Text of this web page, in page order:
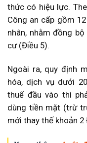
thức có hiệu lực.
Công an cấp gồm
nhân, nhằm đồng
cư (Điều 5).
Ngoài ra, quy định
hóa, dịch vụ dưới
thuế đầu vào thì
dùng tiền mặt (trừ
mới thay thế khoản 2